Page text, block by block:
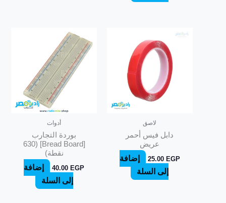
لاصق
دابل فيس أحمر
عريض
25.00 EGP
إضافة
إلى السلة
أدوات
بوردة التجارب
[Bread Board] (630
نقطة)
40.00 EGP
إضافة
إلى السلة